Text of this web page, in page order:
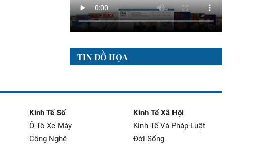
TIN ĐỒ HỌA
Kinh Tế Số
Ô Tô Xe Máy
Công Nghệ
Kinh Tế Xã Hội
Kinh Tế Và Pháp Luật
Đời Sống